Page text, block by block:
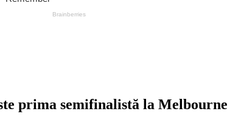
prima semifinalistă la Melbourne